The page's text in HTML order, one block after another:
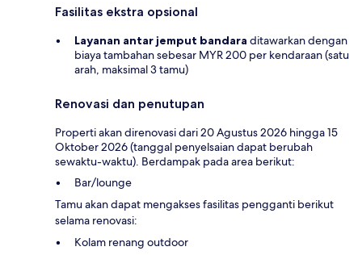
Fasilitas ekstra opsional
Layanan antar jemput bandara ditawarkan dengan
biaya tambahan sebesar MYR 200 per kendaraan (satu
arah, maksimal 3 tamu)
Renovasi dan penutupan
Properti akan direnovasi dari 20 Agustus 2026 hingga 15
Oktober 2026 (tanggal penyelsaian dapat berubah
sewaktu-waktu). Berdampak pada area berikut:
Bar/lounge
Tamu akan dapat mengakses fasilitas pengganti berikut
selama renovasi:
Kolam renang outdoor